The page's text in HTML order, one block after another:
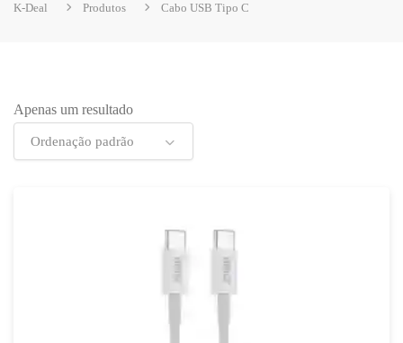
K-Deal Produtos Cabo USB Tipo C
Apenas um resultado
Ordenação padrão